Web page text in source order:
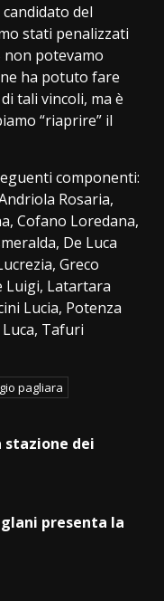
del
stati penalizzati
non potevamo
ha potuto fare
tali vincoli, ma è
“riaprire” il
componenti:
Rosaria,
Cofano Loredana,
De Luca
Greco
Luigi, Latartara
Lucia, Potenza
Tafuri
pagliara
stazione dei
presenta la